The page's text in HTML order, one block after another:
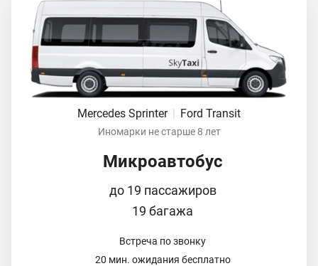
Mercedes Sprinter | Ford Transit
Иномарки не старше 8 лет
Микроавтобус
до 19 пассажиров
19 багажа
Встреча по звонку
20 мин. ожидания бесплатно